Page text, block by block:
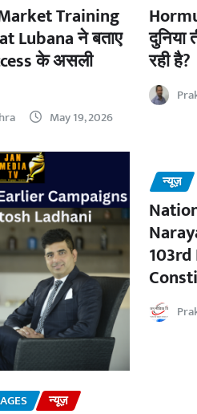
Training
Lubana ने बताए
के असली
May 19, 2026
दुनिया
रही है?
न्यूज़
न्यूज़